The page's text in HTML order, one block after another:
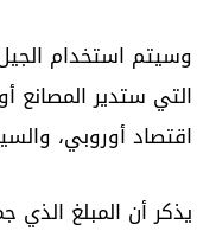
التي ستدير المصانع
اقتصاد أوروبي،